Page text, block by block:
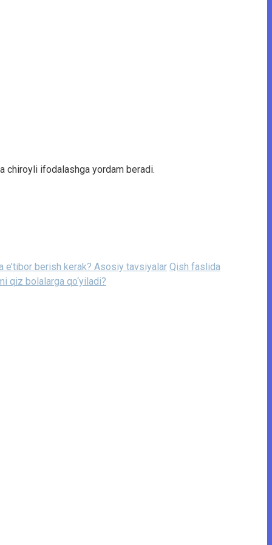
chiroyli ifodalashga yordam beradi.
e’tibor berish kerak? Asosiy tavsiyalar Qish faslida
qiz bolalarga qo‘yiladi?